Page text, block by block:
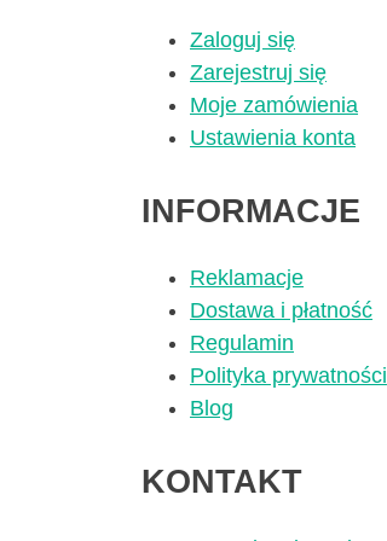
stronie
produktu
Zaloguj się
Zarejestruj się
Moje zamówienia
Ustawienia konta
INFORMACJE
Reklamacje
Dostawa i płatność
Regulamin
Polityka prywatności
Blog
KONTAKT